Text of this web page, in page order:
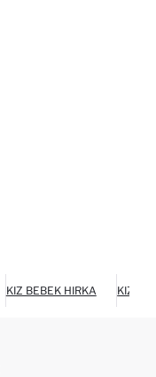
KIZ BEBEK HIRKA KIZ